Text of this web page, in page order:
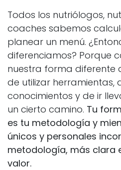
Todos los nutriólogos,
coaches sabemos
planear un menú.
diferenciamos? Porque
nuestra forma diferente
de utilizar herramientas,
conocimientos y de ir
un cierto camino. Tu
es tu metodología y
únicos y personales
metodología, más clara
valor.